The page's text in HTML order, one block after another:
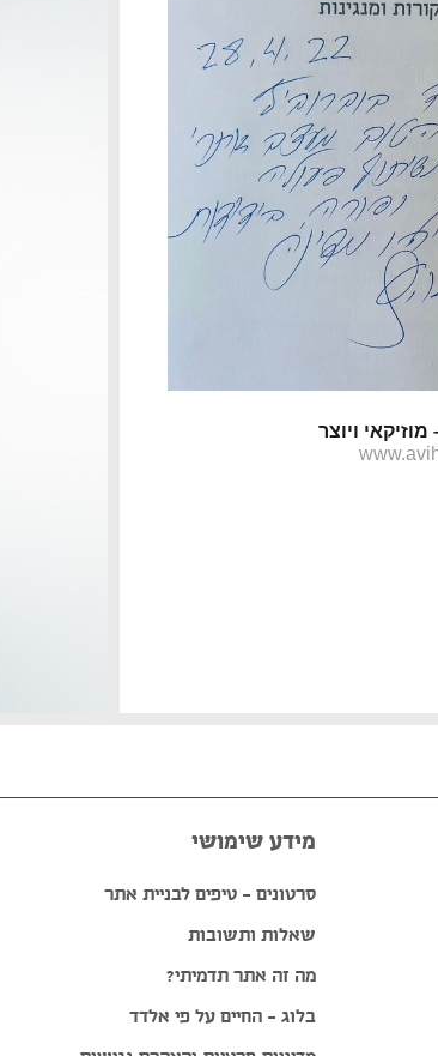
ויוצר
מידע שימושי
סרטונים – טיפים לבניית אתר
שאלות ותשובות
מה זה אתר תדמיתי?
בלוג – החיים על פי אלדד